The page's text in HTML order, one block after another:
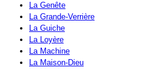
La Genête
La Grande-Verrière
La Guiche
La Loyère
La Machine
La Maison-Dieu